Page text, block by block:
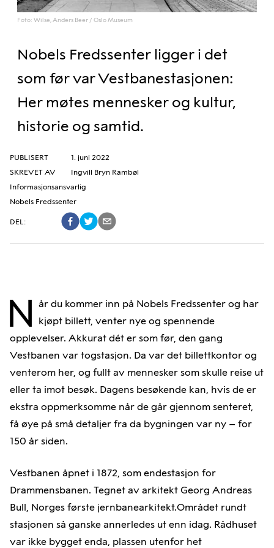
Foto: Wilse, Anders Beer / Oslo Museum
Nobels Fredssenter ligger i det
som før var Vestbanestasjonen:
Her møtes mennesker og kultur,
historie og samtid.
PUBLISERT
1. juni 2022
SKREVET AV
Ingvill Bryn Rambøl
Informasjonsansvarlig
Nobels Fredssenter
DEL:
N år du kommer inn på Nobels Fredssenter og har
kjøpt billett, venter nye og spennende
opplevelser. Akkurat dét er som før, den gang
Vestbanen var togstasjon. Da var det billettkontor og
venterom her, og fullt av mennesker som skulle reise ut
eller ta imot besøk. Dagens besøkende kan, hvis de er
ekstra oppmerksomme når de går gjennom senteret,
få øye på små detaljer fra da bygningen var ny – for
150 år siden.
Vestbanen åpnet i 1872, som endestasjon for
Drammensbanen. Tegnet av arkitekt Georg Andreas
Bull, Norges første jernbanearkitekt.Området rundt
stasjonen så ganske annerledes ut enn idag. Rådhuset
var ikke bygget enda, plassen utenfor het